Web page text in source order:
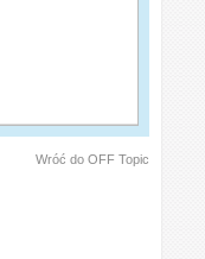
Wróć do OFF Topic